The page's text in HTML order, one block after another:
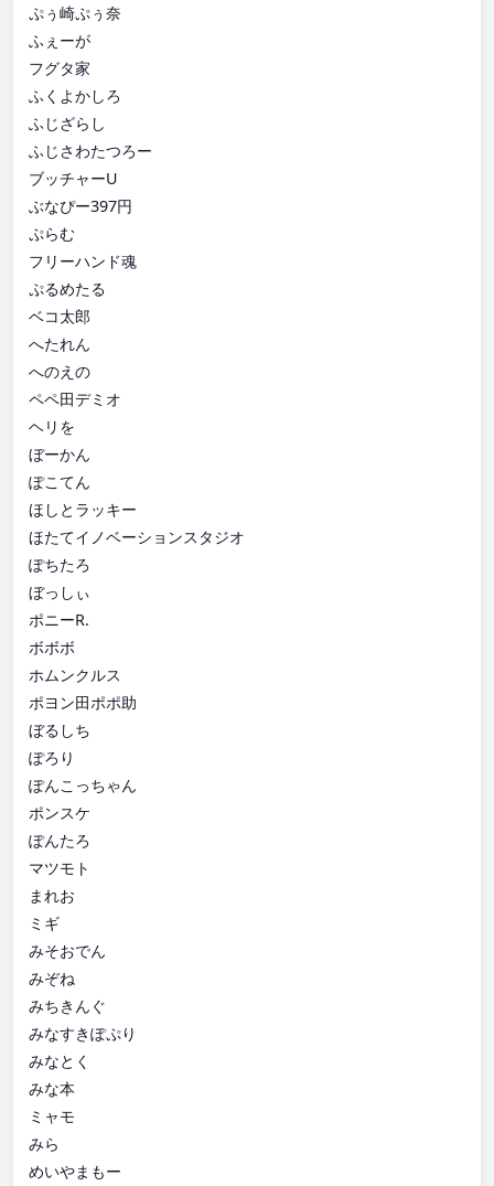
ぷぅ崎ぷぅ奈
ふぇーが
フグタ家
ふくよかしろ
ふじざらし
ふじさわたつろー
ブッチャーU
ぶなぴー397円
ぷらむ
フリーハンド魂
ぷるめたる
ベコ太郎
へたれん
へのえの
ペペ田デミオ
ヘリを
ぼーかん
ぽこてん
ほしとラッキー
ほたてイノベーションスタジオ
ぽちたろ
ぼっしぃ
ポニーR.
ボボボ
ホムンクルス
ポヨン田ポポ助
ぼるしち
ぽろり
ぽんこっちゃん
ポンスケ
ぽんたろ
マツモト
まれお
ミギ
みそおでん
みぞね
みちきんぐ
みなすきぽぷり
みなとく
みな本
ミャモ
みら
めいやまもー